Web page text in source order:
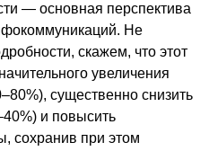
— основная перспектива
Не
скажем, что этот
увеличения
существенно снизить
и повысить
сохранив при этом